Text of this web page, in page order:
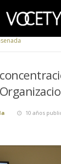
10 años